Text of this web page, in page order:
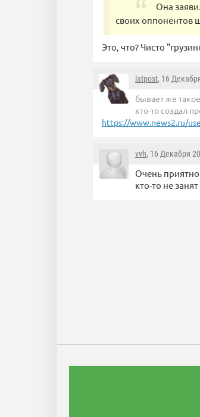
Она
своих оппонентов
Это, что? Чисто
latpost, 16
бывает же
кто-то создал
https://www.news2.ru/
vvh, 16 Декабря
Очень
кто-то не